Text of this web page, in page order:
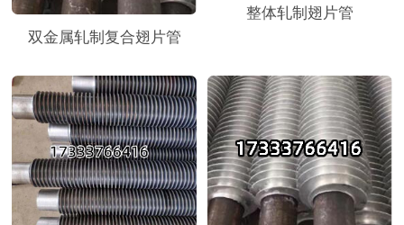
双金属轧制复合翅片管
整体轧制翅片管